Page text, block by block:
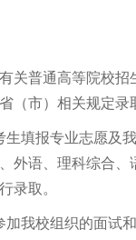
关普通高等院校
（市）相关规定录
填报专业志愿及
外语、理科综合
录取。
我校组织的面试